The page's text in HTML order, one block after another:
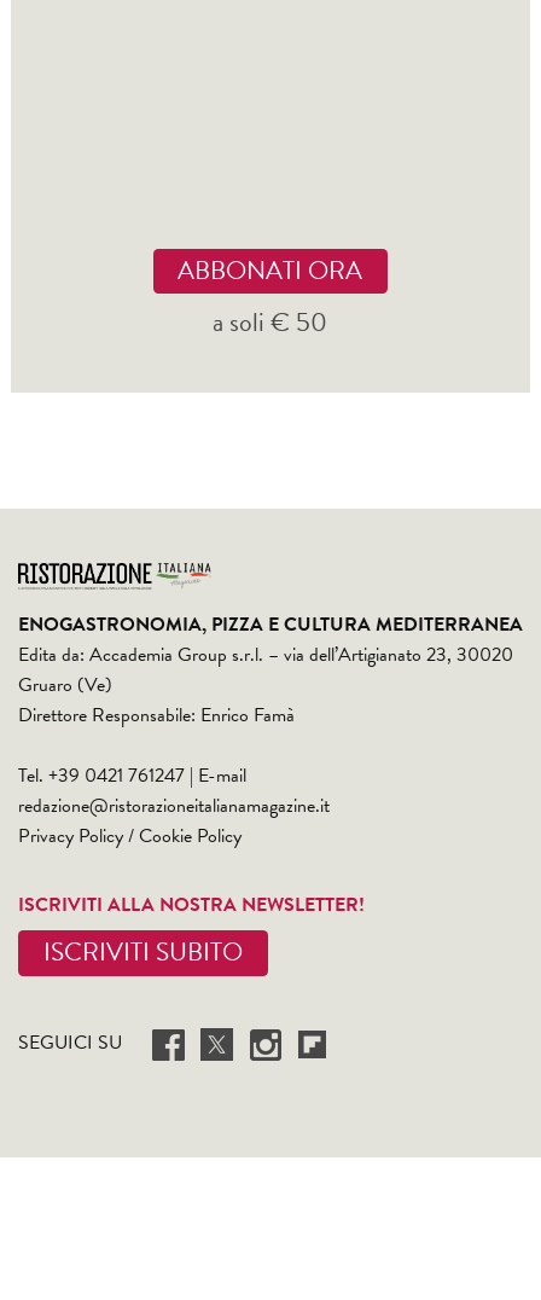
ABBONATI ORA
a soli € 50
ENOGASTRONOMIA, PIZZA E CULTURA MEDITERRANEA
Edita da: Accademia Group s.r.l. – via dell’Artigianato 23, 30020
Gruaro (Ve)
Direttore Responsabile: Enrico Famà
Tel. +39 0421 761247 | E-mail
redazione@ristorazioneitalianamagazine.it
Privacy Policy/Cookie Policy
ISCRIVITI ALLA NOSTRA NEWSLETTER!
ISCRIVITI SUBITO
SEGUICI SU